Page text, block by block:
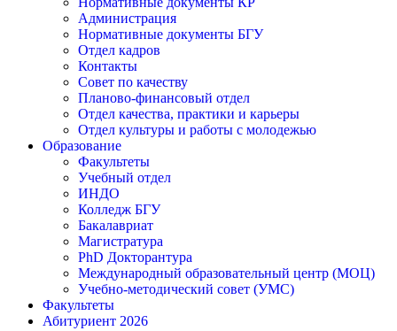
Администрация
Нормативные документы БГУ
Отдел кадров
Контакты
Совет по качеству
Планово-финансовый отдел
Отдел качества, практики и карьеры
Отдел культуры и работы с молодежью
Образование
Факультеты
Учебный отдел
ИНДО
Колледж БГУ
Бакалавриат
Магистратура
PhD Докторантура
Международный образовательный центр (МОЦ)
Учебно-методический совет (УМС)
Факультеты
Абитуриент 2026